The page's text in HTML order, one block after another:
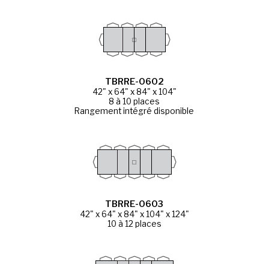
TBRRE-0602
42" x 64" x 84" x 104"
8 à 10 places
Rangement intégré disponible
TBRRE-0603
42" x 64" x 84" x 104" x 124"
10 à 12 places